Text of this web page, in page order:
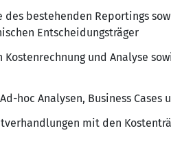
des bestehenden Reportings
Entscheidungsträger
und Analyse
hoc Analysen, Business Cases
mit den